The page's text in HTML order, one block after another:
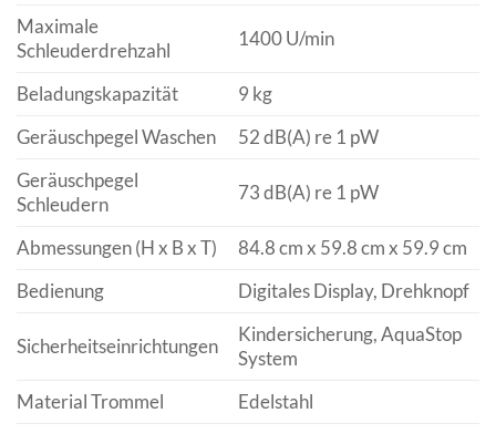
Maximale
Schleuderdrehzahl
1400 U/min
Beladungskapazität
9 kg
Geräuschpegel Waschen
52 dB(A) re 1 pW
Geräuschpegel
Schleudern
73 dB(A) re 1 pW
Abmessungen (H x B x T)
84.8 cm x 59.8 cm x 59.9 cm
Bedienung
Digitales Display, Drehknopf
Sicherheitseinrichtungen
Kindersicherung, AquaStop
System
Material Trommel
Edelstahl